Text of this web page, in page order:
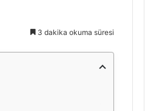
3 dakika okuma süresi